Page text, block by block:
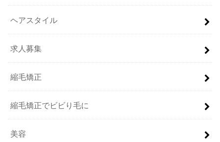
ヘアスタイル
求人募集
縮毛矯正
縮毛矯正でビビり毛に
美容